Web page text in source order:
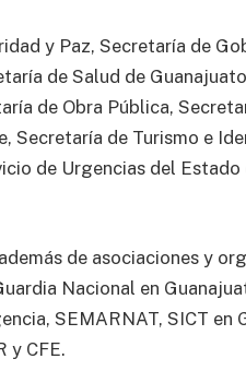
y Paz, Secretaría de
de Salud de
de Obra Pública,
Secretaría de Turismo e
de Urgencias del Estado
de asociaciones y
Nacional en
SEMARNAT, SICT en
y CFE.